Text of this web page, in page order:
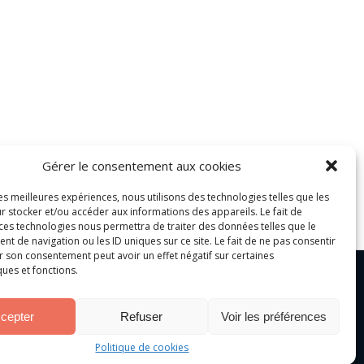
Gérer le consentement aux cookies
meilleures expériences, nous utilisons des technologies telles que les
stocker et/ou accéder aux informations des appareils. Le fait de
technologies nous permettra de traiter des données telles que le
de navigation ou les ID uniques sur ce site. Le fait de ne pas consentir
son consentement peut avoir un effet négatif sur certaines
et fonctions.
Refuser Voir les préférences
Politique de cookies